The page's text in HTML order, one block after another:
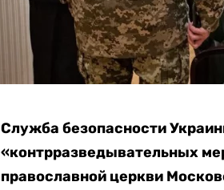
Служба безопасности
«контрразведывательных
православной церкви